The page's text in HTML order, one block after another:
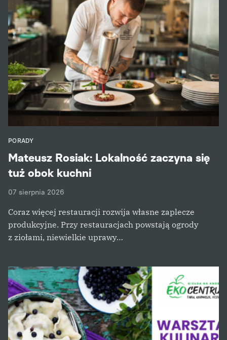
PORADY
Mateusz Rosiak: Lokalność zaczyna się
tuż obok kuchni
07 sierpnia 2026
Coraz więcej restauracji rozwija własne zaplecze
produkcyjne. Przy restauracjach powstają ogrody
z ziołami, niewielkie uprawy…